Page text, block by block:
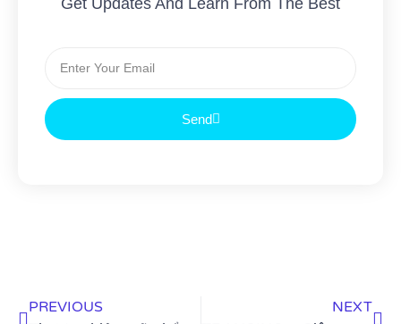
Get Updates And Learn From The Best
Send
PREVIOUS
NEXT